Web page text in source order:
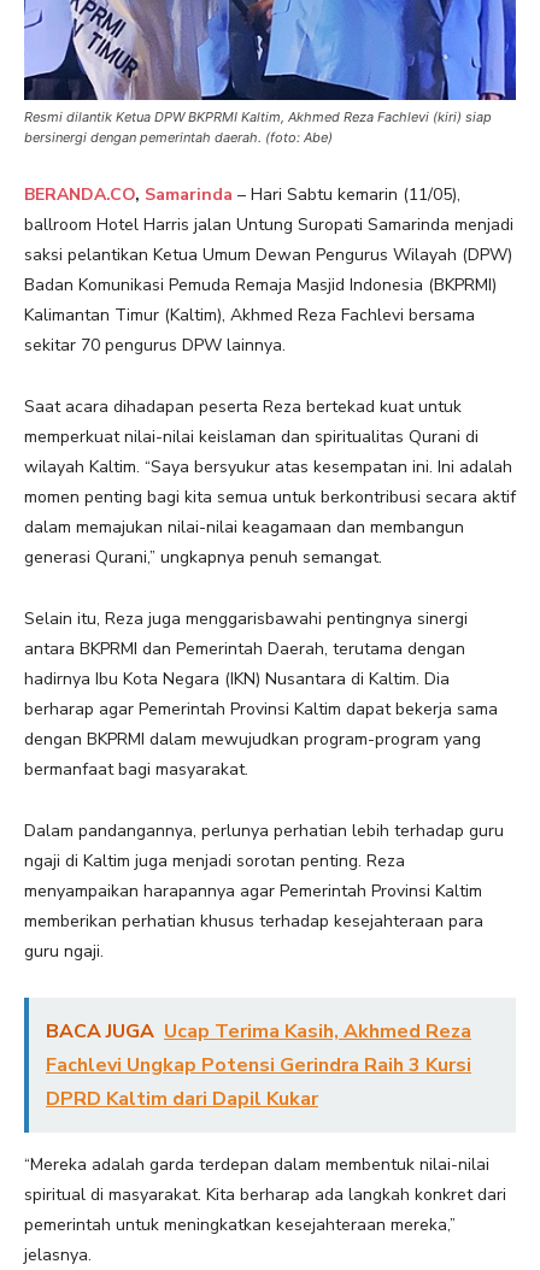
Resmi dilantik Ketua DPW BKPRMI Kaltim, Akhmed Reza Fachlevi (kiri) siap
bersinergi dengan pemerintah daerah. (foto: Abe)
BERANDA.CO, Samarinda – Hari Sabtu kemarin (11/05),
ballroom Hotel Harris jalan Untung Suropati Samarinda menjadi
saksi pelantikan Ketua Umum Dewan Pengurus Wilayah (DPW)
Badan Komunikasi Pemuda Remaja Masjid Indonesia (BKPRMI)
Kalimantan Timur (Kaltim), Akhmed Reza Fachlevi bersama
sekitar 70 pengurus DPW lainnya.
Saat acara dihadapan peserta Reza bertekad kuat untuk
memperkuat nilai-nilai keislaman dan spiritualitas Qurani di
wilayah Kaltim. “Saya bersyukur atas kesempatan ini. Ini adalah
momen penting bagi kita semua untuk berkontribusi secara aktif
dalam memajukan nilai-nilai keagamaan dan membangun
generasi Qurani,” ungkapnya penuh semangat.
Selain itu, Reza juga menggarisbawahi pentingnya sinergi
antara BKPRMI dan Pemerintah Daerah, terutama dengan
hadirnya Ibu Kota Negara (IKN) Nusantara di Kaltim. Dia
berharap agar Pemerintah Provinsi Kaltim dapat bekerja sama
dengan BKPRMI dalam mewujudkan program-program yang
bermanfaat bagi masyarakat.
Dalam pandangannya, perlunya perhatian lebih terhadap guru
ngaji di Kaltim juga menjadi sorotan penting. Reza
menyampaikan harapannya agar Pemerintah Provinsi Kaltim
memberikan perhatian khusus terhadap kesejahteraan para
guru ngaji.
BACA JUGA Ucap Terima Kasih, Akhmed Reza
Fachlevi Ungkap Potensi Gerindra Raih 3 Kursi
DPRD Kaltim dari Dapil Kukar
“Mereka adalah garda terdepan dalam membentuk nilai-nilai
spiritual di masyarakat. Kita berharap ada langkah konkret dari
pemerintah untuk meningkatkan kesejahteraan mereka,”
jelasnya.